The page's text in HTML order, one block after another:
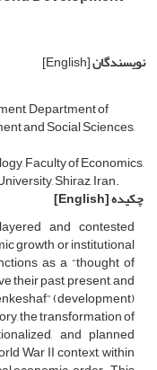
نویسندگان[English]
Department of
and Social Sciences,
Faculty of Economics,
Shiraz, Iran.
چکیده[English]
and contested
growth or institutional
as a “thought of
their past, present, and
(development)
the transformation of
and planned
War II context, within